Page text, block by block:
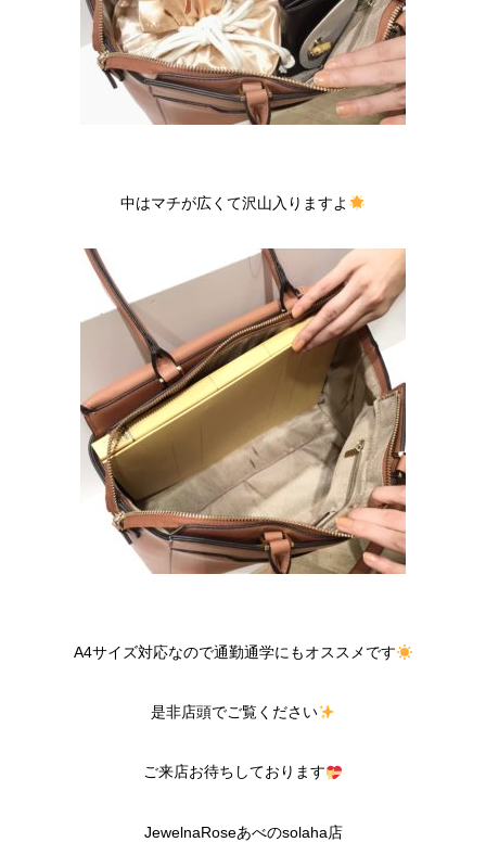
中はマチが広くて沢山入りますよ
A4サイズ対応なので通勤通学にもオススメです
是非店頭でご覧ください
ご来店お待ちしております
JewelnaRoseあべのsolaha店